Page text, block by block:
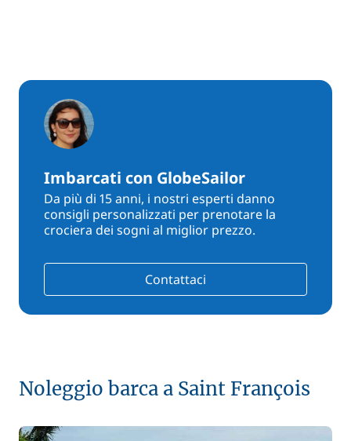
Imbarcati con GlobeSailor
Da più di 15 anni, i nostri esperti danno
consigli personalizzati per prenotare la
crociera dei sogni al miglior prezzo.
Contattaci
Noleggio barca a Saint François